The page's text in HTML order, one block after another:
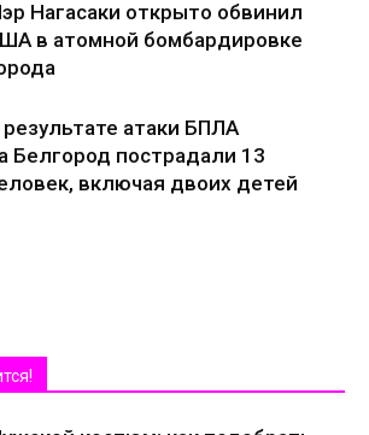
Нагасаки открыто обвинил
в атомной бомбардировке
результате атаки БПЛА
Белгород пострадали 13
включая двоих детей